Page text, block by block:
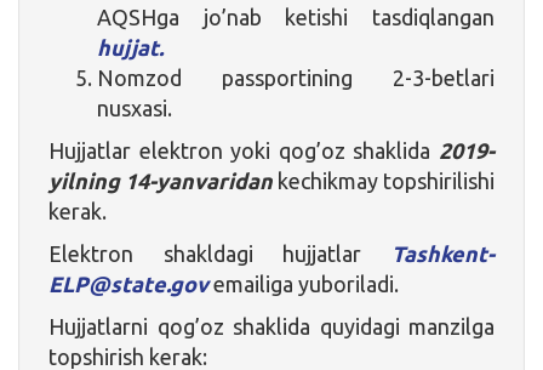
AQSHga jo’nab ketishi tasdiqlangan
hujjat.
Nomzod passportining 2-3-betlari
nusxasi.
Hujjatlar elektron yoki qog’oz shaklida 2019-
yilning 14-yanvaridan kechikmay topshirilishi
kerak.
Elektron shakldagi hujjatlar
Tashkent-
ELP@state.govemailiga yuboriladi.
Hujjatlarni qog’oz shaklida quyidagi manzilga
topshirish kerak: